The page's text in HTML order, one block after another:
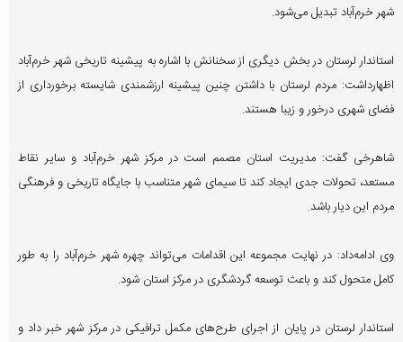
شهر خرم‌آباد تبدیل می‌شود.
استاندار لرستان در بخش دیگری از سخنانش با اشاره به پیشینه تاریخی شهر خرم‌آباد
اظهارداشت: مردم لرستان با داشتن چنین پیشینه ارزشمندی شایسته برخورداری از
فضای شهری درخور و زیبا هستند.
شاهرخی گفت: مدیریت استان مصمم است در مرکز شهر خرم‌آباد و سایر نقاط
مستعد، تحولات جدی ایجاد کند تا سیمای شهر متناسب با جایگاه تاریخی و فرهنگی
مردم این دیار باشد.
وی ادامه‌داد: در نهایت مجموعه این اقدامات می‌تواند چهره شهر خرم‌آباد را به طور
کامل متحول کند و باعث توسعه گردشگری در مرکز استان شود.
استاندار لرستان در پایان از اجرای طرح‌های مکمل ترافیکی در مرکز شهر خبر داد و